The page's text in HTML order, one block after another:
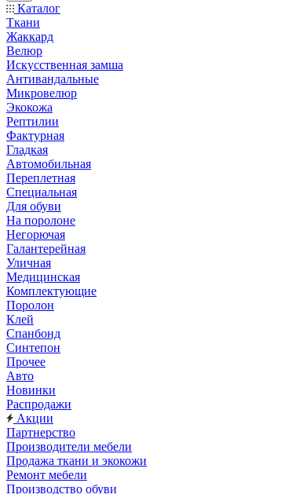
Каталог
Ткани
Жаккард
Велюр
Искусственная замша
Антивандальные
Микровелюр
Экокожа
Рептилии
Фактурная
Гладкая
Автомобильная
Переплетная
Специальная
Для обуви
На поролоне
Негорючая
Галантерейная
Уличная
Медицинская
Комплектующие
Поролон
Клей
Спанбонд
Синтепон
Прочее
Авто
Новинки
Распродажи
Акции
Партнерство
Производители мебели
Продажа ткани и экокожи
Ремонт мебели
Производство обуви